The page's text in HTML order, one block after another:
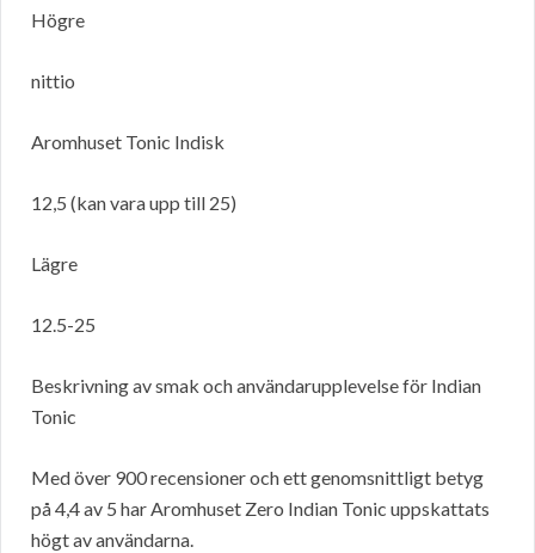
Högre
nittio
Aromhuset Tonic Indisk
12,5 (kan vara upp till 25)
Lägre
12.5-25
Beskrivning av smak och användarupplevelse för Indian
Tonic
Med över 900 recensioner och ett genomsnittligt betyg
på 4,4 av 5 har Aromhuset Zero Indian Tonic uppskattats
högt av användarna.